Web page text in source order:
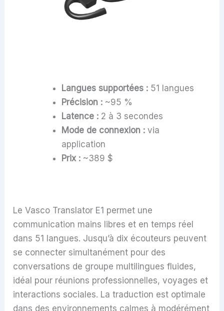
Langues supportées :51 langues
Précision :~95 %
Latence :2 à 3 secondes
Mode de connexion :via
application
Prix :~389 $
Le Vasco Translator E1 permet une
communication mains libres et en temps réel
dans 51 langues. Jusqu’à dix écouteurs peuvent
se connecter simultanément pour des
conversations de groupe multilingues fluides,
idéal pour réunions professionnelles, voyages et
interactions sociales. La traduction est optimale
dans des environnements calmes à modérément